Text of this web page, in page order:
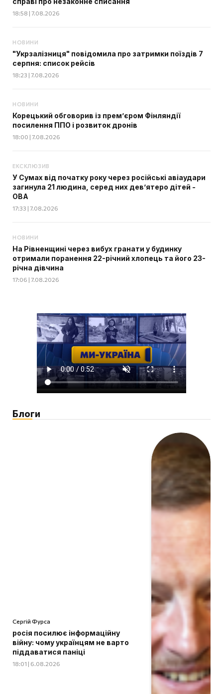
18:58 | 7.08.2026
НОВИНИ
"Укрзалізниця" повідомила про затримки поїздів 7
серпня: список рейсів
18:23 | 7.08.2026
НОВИНИ
Корецький обговорив із прем’єром Фінляндії
посилення ППО і розвиток дронів
18:00 | 7.08.2026
ЕКСКЛЮЗИВ
У Сумах від початку року через російські авіаудари
загинула 21 людина, серед них дев’ятеро дітей -
ОВА
17:33 | 7.08.2026
НОВИНИ
На Рівненщині через вибух гранати у будинку
отримали поранення 22-річний хлопець та його 23-
річна дівчина
17:06 | 7.08.2026
Блоги
Сергій Фурса
росія посилює інформаційну
війну: чому українцям не варто
піддаватися паніці
18:01 | 6.08.2026